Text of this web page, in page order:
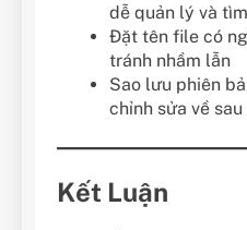
dễ quản lý và
Đặt tên file có
tránh nhầm lẫn
Sao lưu phiên
chỉnh sửa về
Kết Luận